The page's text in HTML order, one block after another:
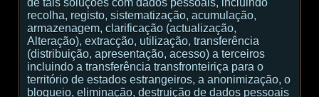
de tais soluções com dados pessoais, incluindo
recolha, registo, sistematização, acumulação,
armazenagem, clarificação (actualização,
Alteração), extracção, utilização, transferência
(distribuição, apresentação, acesso) a terceiros
incluindo a transferência transfronteiriça para o
território de estados estrangeiros, a anonimização, o
bloqueio, eliminação, destruição de dados pessoais